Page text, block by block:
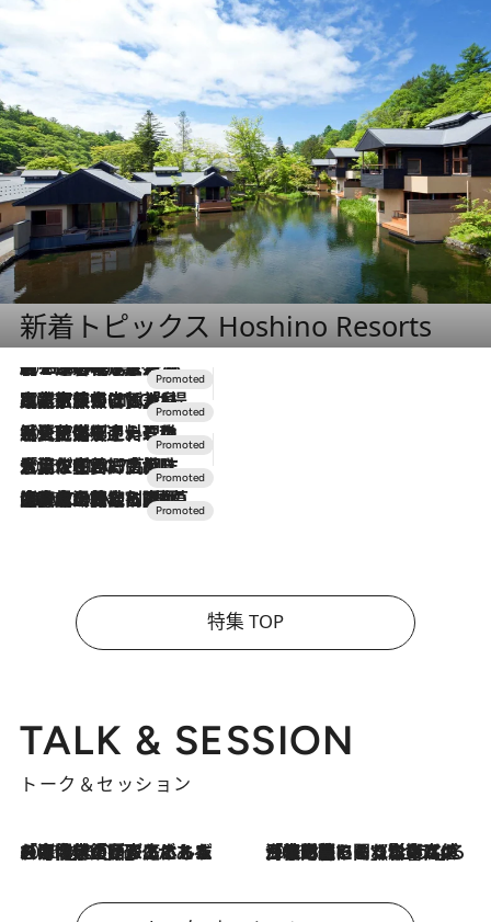
新着トピックス Hoshino Resorts
2026.8.7
【トンボの足水浴】ヒノキの香りに包まれて涼感マックス！約13℃の湧水かけ流しを避暑地「星野温泉 トンボの湯」で体験
2026.7.31
【ホテル帰省】という選択肢をOMOが提案。家族とほどよい距離を保つには「昼は実家、夜は気兼ねなくホテルで！」
2026.7.24
【夏限定ディナーコース】旬を迎える稚鮎や花ズッキーニなどをイタリア・トスカーナの郷土料理の手法で満喫！
2026.7.17
「土佐和ハーブかき氷」がOMO7高知に登場！生姜、山椒、大葉など目にも舌にも涼を呼ぶ郷土の味
2026.7.10
NEW OPEN！【界 草津】名湯の地に誕生。趣の異なる2種の温泉と上州ならではの会席・蕎麦割烹など美食を味わう究極の癒やし旅
特集 TOP
TALK & SESSION
トーク＆セッション
2026.8.3
「今後値上げがあるとすれば…」「リスクがあるのは今年の冬」エネルギー専門家が語る、ホルムズ海峡封鎖が家庭にもたらす“ある心配” 2026.8.3
「住宅建てられない…」「サーチャージ料の高値が続いている」ホルムズ海峡封鎖による影響はいつまで続く？《エネルギー専門家に聞く“どうなる日本の暮らし”》